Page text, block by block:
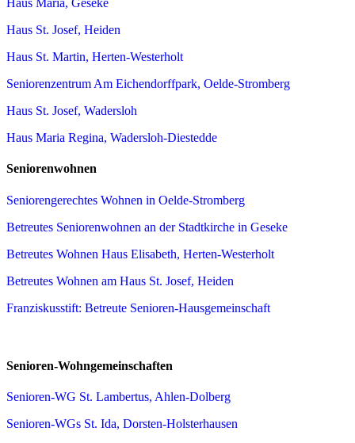
Haus Maria, Geseke
Haus St. Josef, Heiden
Haus St. Martin, Herten-Westerholt
Seniorenzentrum Am Eichendorffpark, Oelde-Stromberg
Haus St. Josef, Wadersloh
Haus Maria Regina, Wadersloh-Diestedde
Seniorenwohnen
Seniorengerechtes Wohnen in Oelde-Stromberg
Betreutes Seniorenwohnen an der Stadtkirche in Geseke
Betreutes Wohnen Haus Elisabeth, Herten-Westerholt
Betreutes Wohnen am Haus St. Josef, Heiden
Franziskusstift: Betreute Senioren-Hausgemeinschaft
Senioren-Wohngemeinschaften
Senioren-WG St. Lambertus, Ahlen-Dolberg
Senioren-WGs St. Ida, Dorsten-Holsterhausen